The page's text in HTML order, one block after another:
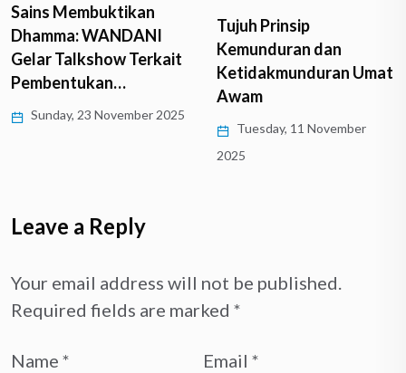
Sains Membuktikan
Dhamma: WANDANI
Gelar Talkshow Terkait
Pembentukan…
Sunday, 23 November 2025
Tujuh Prinsip
Kemunduran dan
Ketidakmunduran Umat
Awam
Tuesday, 11 November
2025
Leave a Reply
Your email address will not be published.
Required fields are marked *
Name * Email *